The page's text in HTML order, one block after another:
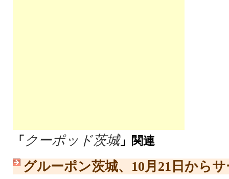
「 クーポッド茨城」関連
グルーポン茨城、10月21日から